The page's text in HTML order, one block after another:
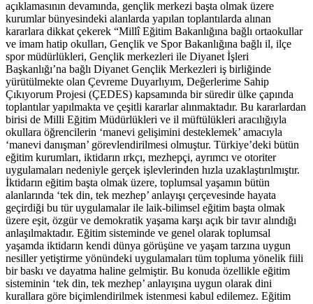
açıklamasının devamında, gençlik merkezi başta olmak üzere
kurumlar bünyesindeki alanlarda yapılan toplantılarda alınan
kararlara dikkat çekerek “Millî Eğitim Bakanlığına bağlı ortaokullar
ve imam hatip okulları, Gençlik ve Spor Bakanlığına bağlı il, ilçe
spor müdürlükleri, Gençlik merkezleri ile Diyanet İşleri
Başkanlığı’na bağlı Diyanet Gençlik Merkezleri iş birliğinde
yürütülmekte olan Çevreme Duyarlıyım, Değerlerime Sahip
Çıkıyorum Projesi (ÇEDES) kapsamında bir süredir ülke çapında
toplantılar yapılmakta ve çeşitli kararlar alınmaktadır. Bu kararlardan
birisi de Milli Eğitim Müdürlükleri ve il müftülükleri aracılığıyla
okullara öğrencilerin ‘manevi gelişimini desteklemek’ amacıyla
‘manevi danışman’ görevlendirilmesi olmuştur. Türkiye’deki bütün
eğitim kurumları, iktidarın ırkçı, mezhepçi, ayrımcı ve otoriter
uygulamaları nedeniyle gerçek işlevlerinden hızla uzaklaştırılmıştır.
İktidarın eğitim başta olmak üzere, toplumsal yaşamın bütün
alanlarında ‘tek din, tek mezhep’ anlayışı çerçevesinde hayata
geçirdiği bu tür uygulamalar ile laik-bilimsel eğitim başta olmak
üzere eşit, özgür ve demokratik yaşama karşı açık bir tavır alındığı
anlaşılmaktadır. Eğitim sisteminde ve genel olarak toplumsal
yaşamda iktidarın kendi dünya görüşüne ve yaşam tarzına uygun
nesiller yetiştirme yönündeki uygulamaları tüm topluma yönelik fiili
bir baskı ve dayatma haline gelmiştir. Bu konuda özellikle eğitim
sisteminin ‘tek din, tek mezhep’ anlayışına uygun olarak dini
kurallara göre biçimlendirilmek istenmesi kabul edilemez. Eğitim